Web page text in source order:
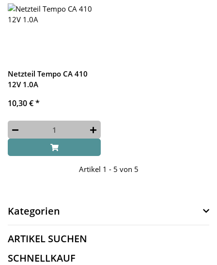
Netzteil Tempo CA 410
12V 1.0A
10,30 €*
Artikel 1 - 5 von 5
Kategorien
ARTIKEL SUCHEN
SCHNELLKAUF